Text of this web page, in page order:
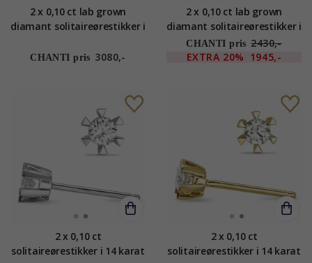
2 x 0,10 ct lab grown
diamant solitaireørestikker i
diamant
CHANTI pris 3080,-
2 x 0,10 ct lab grown
diamant solitaireørestikker i
9 karat guld med lab grown
diamant
CHANTI pris 2430,-
EXTRA 20% 1945,-
2 x 0,10 ct
solitaireørestikker i 14 karat
2 x 0,10 ct
solitaireørestikker i 14 karat